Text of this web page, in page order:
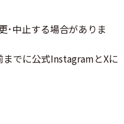
･中止する場合がありま
でに公式InstagramとXに